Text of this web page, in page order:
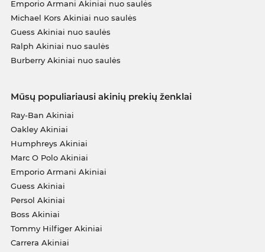
Emporio Armani Akiniai nuo saulės
Michael Kors Akiniai nuo saulės
Guess Akiniai nuo saulės
Ralph Akiniai nuo saulės
Burberry Akiniai nuo saulės
Mūsų populiariausi akinių prekių ženklai
Ray-Ban Akiniai
Oakley Akiniai
Humphreys Akiniai
Marc O Polo Akiniai
Emporio Armani Akiniai
Guess Akiniai
Persol Akiniai
Boss Akiniai
Tommy Hilfiger Akiniai
Carrera Akiniai